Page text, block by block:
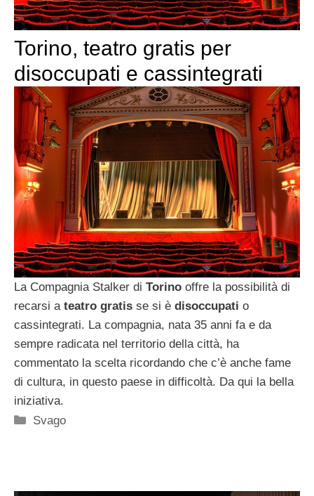
Torino, teatro gratis per
disoccupati e cassintegrati
La Compagnia Stalker di Torino offre la possibilità di
recarsi a teatro gratis se si è disoccupati o
cassintegrati. La compagnia, nata 35 anni fa e da
sempre radicata nel territorio della città, ha
commentato la scelta ricordando che c’è anche fame
di cultura, in questo paese in difficoltà. Da qui la bella
iniziativa.
Categorie
Svago